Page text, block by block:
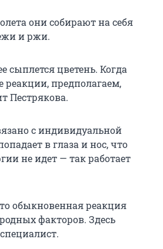
они собирают на себя
и ржи.
сыплется цветень. Когда
предполагаем,
Пестрякова.
с индивидуальной
в глаза и нос, что
не идет — так работает
обыкновенная реакция
факторов. Здесь